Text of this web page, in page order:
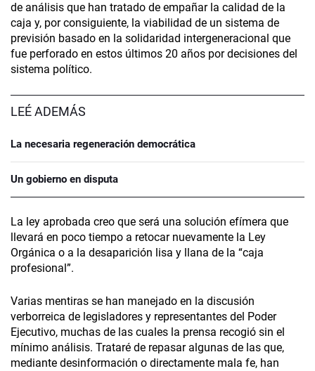
de análisis que han tratado de empañar la calidad de la
caja y, por consiguiente, la viabilidad de un sistema de
previsión basado en la solidaridad intergeneracional que
fue perforado en estos últimos 20 años por decisiones del
sistema político.
LEÉ ADEMÁS
La necesaria regeneración democrática
Un gobierno en disputa
La ley aprobada creo que será una solución efímera que
llevará en poco tiempo a retocar nuevamente la Ley
Orgánica o a la desaparición lisa y llana de la “caja
profesional”.
Varias mentiras se han manejado en la discusión
verborreica de legisladores y representantes del Poder
Ejecutivo, muchas de las cuales la prensa recogió sin el
mínimo análisis. Trataré de repasar algunas de las que,
mediante desinformación o directamente mala fe, han